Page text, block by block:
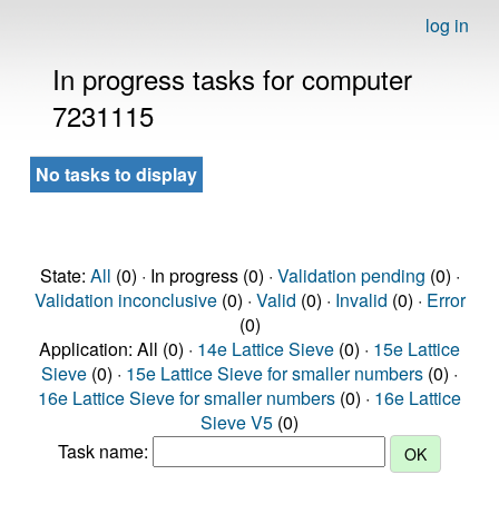
log in
In progress tasks for computer
7231115
No tasks to display
State: All (0) · In progress (0) · Validation pending (0) ·
Validation inconclusive(0) · Valid (0) · Invalid (0) · Error
(0)
Application: All (0) · 14e Lattice Sieve (0) · 15e Lattice
Sieve (0) · 15e Lattice Sieve for smaller numbers (0) ·
16e Lattice Sieve for smaller numbers (0) · 16e Lattice
Sieve V5 (0)
Task name: